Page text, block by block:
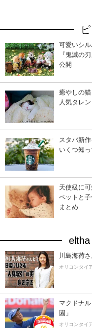
可愛いシ
『鬼滅の
公開
癒やしの
人気タレ
スタバ新作
いくつ知
天使級に
ペットと
まとめ
川島海荷
オリコンタイ
マクドナ
園」
オリコンタイ